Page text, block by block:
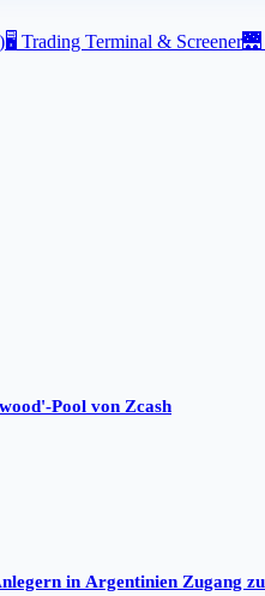
🖥️ Trading Terminal & Screener🌉
Pool von Zcash
in Argentinien Zugang